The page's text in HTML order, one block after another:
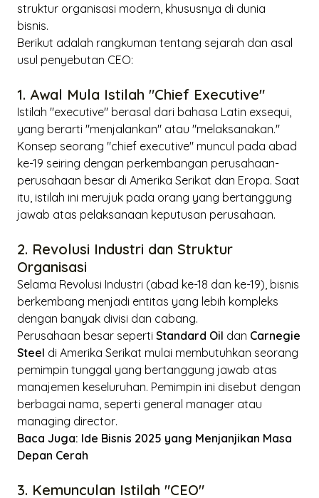
struktur organisasi modern, khususnya di dunia
bisnis.
Berikut adalah rangkuman tentang sejarah dan asal
usul penyebutan CEO:
1. Awal Mula Istilah "Chief Executive"
Istilah "executive" berasal dari bahasa Latin exsequi
yang berarti "menjalankan" atau "melaksanakan."
Konsep seorang "chief executive" muncul pada abad
ke-19 seiring dengan perkembangan perusahaan-
perusahaan besar di Amerika Serikat dan Eropa. Saat
itu, istilah ini merujuk pada orang yang bertanggung
jawab atas pelaksanaan keputusan perusahaan.
2. Revolusi Industri dan Struktur
Organisasi
Selama Revolusi Industri (abad ke-18 dan ke-19), bisnis
berkembang menjadi entitas yang lebih kompleks
dengan banyak divisi dan cabang.
Perusahaan besar seperti Standard Oil dan Carnegie
Steel di Amerika Serikat mulai membutuhkan seorang
pemimpin tunggal yang bertanggung jawab atas
manajemen keseluruhan. Pemimpin ini disebut dengan
berbagai nama, seperti general manager atau
managing director.
Baca Juga: Ide Bisnis 2025 yang Menjanjikan Masa
Depan Cerah
3. Kemunculan Istilah "CEO"